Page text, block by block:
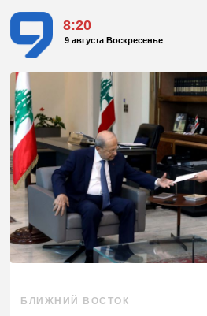
8:20
9 августа Воскресенье
БЛИЖНИЙ ВОСТОК